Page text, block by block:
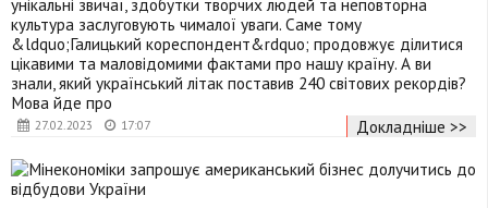
27.02.2023 17:07
унікальні звичаї, здобутки творчих людей та неповторна
культура заслуговують чималої уваги. Саме тому
&ldquo;Галицький кореспондент&rdquo; продовжує ділитися
цікавими та маловідомими фактами про нашу країну. А ви
знали, який український літак поставив 240 світових рекордів?
Мова йде про
Докладніше >>